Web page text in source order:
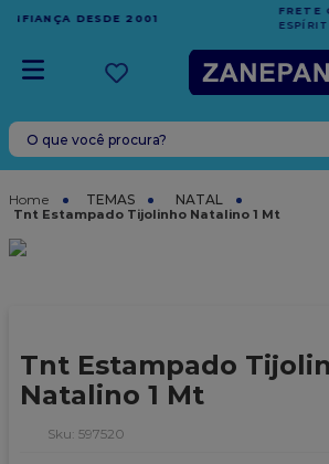
EM COMPRAS ACIMA DE
ESPÍRITO SANTO
O que você procura?
TEMAS NATAL
Tnt Estampado Tijolinho Natalino 1 Mt
Tnt Estampado
Natalino 1 Mt
: 597520
TERMOS MAIS BUSCADOS
leite condensado
6
sacola